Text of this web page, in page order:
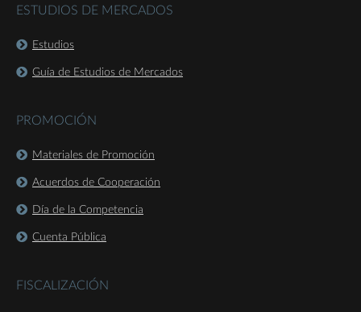
ESTUDIOS DE MERCADOS
Estudios
Guía de Estudios de Mercados
PROMOCIÓN
Materiales de Promoción
Acuerdos de Cooperación
Día de la Competencia
Cuenta Pública
FISCALIZACIÓN